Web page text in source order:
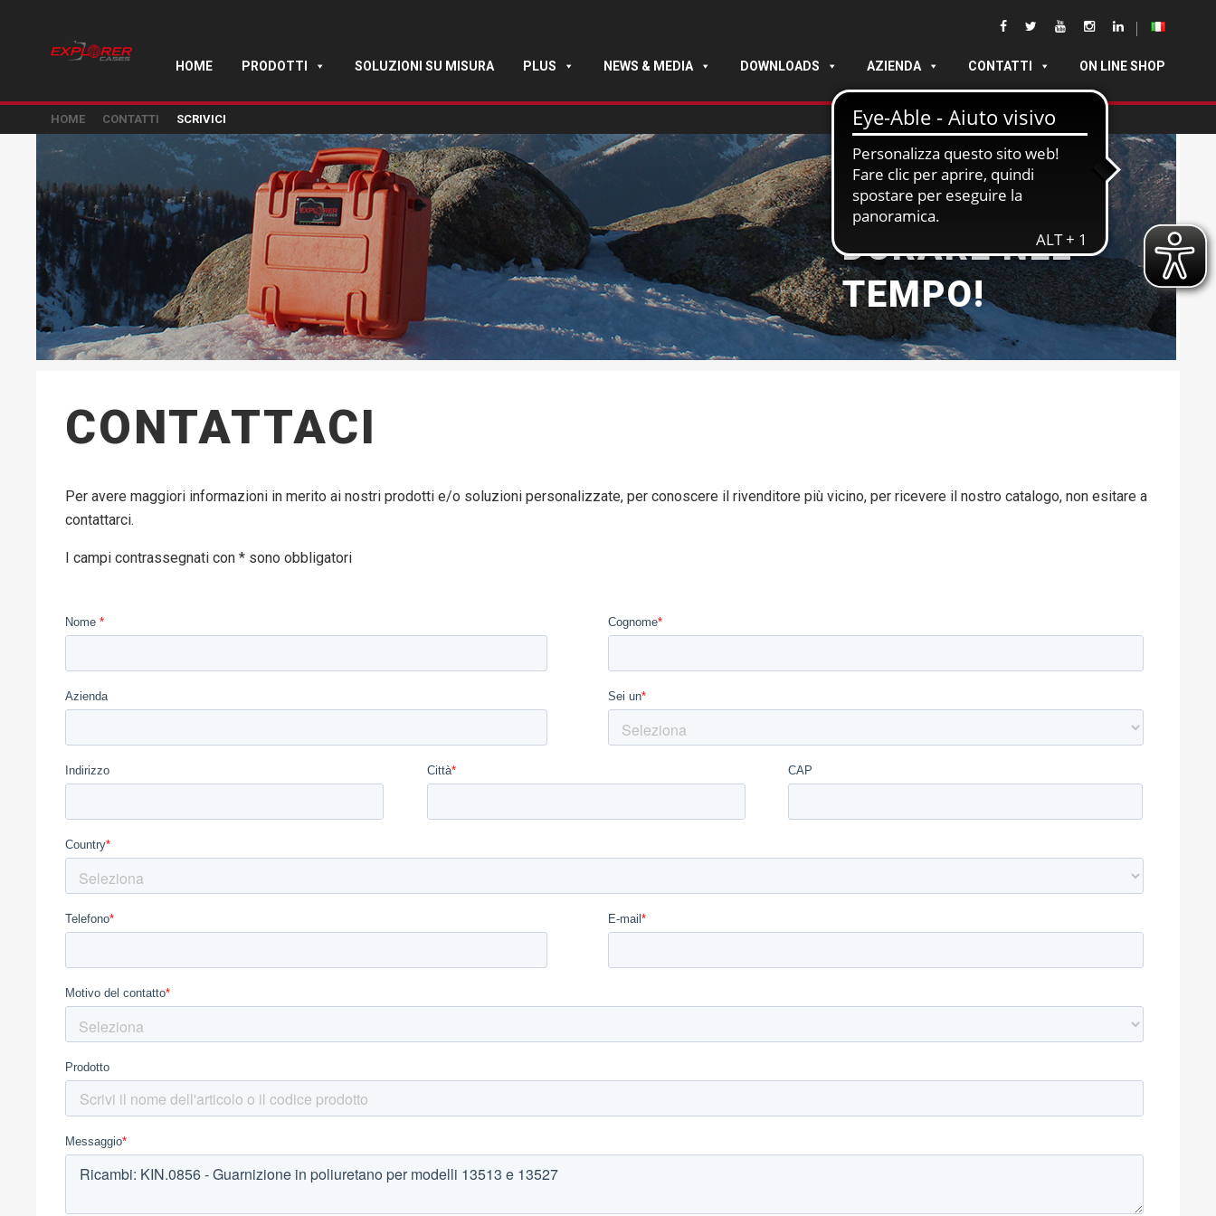
HOME PRODOTTI SOLUZIONI SU MISURA PLUS NEWS & MEDIA DOWNLOADS AZIENDA CONTATTI ON LINE SHOP
HOME CONTATTI SCRIVICI
NATE PER
DURARE NEL
TEMPO!
CONTATTACI
Per avere maggiori informazioni in merito ai nostri prodotti e/o soluzioni personalizzate, per conoscere il rivenditore più vicino, per ricevere il nostro catalogo, non esitare a
contattarci.
I campi contrassegnati con * sono obbligatori